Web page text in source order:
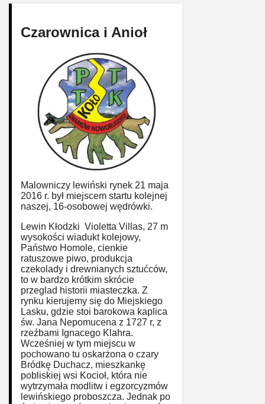
Czarownica i Anioł
Malowniczy lewiński rynek 21 maja
2016 r. był miejscem startu kolejnej
naszej, 16-osobowej wędrówki.
Lewin Kłodzki ­ Violetta Villas, 27 m
wysokości wiadukt kolejowy,
Państwo Homole, cienkie
ratuszowe piwo, produkcja
czekolady i drewnianych sztućców,
to w bardzo krótkim skrócie
przeglad historii miasteczka. Z
rynku kierujemy się do Miejskiego
Lasku, gdzie stoi barokowa kaplica
św. Jana Nepomucena z 1727 r, z
rzeźbami Ignacego Klahra.
Wcześniej w tym miejscu w
pochowano tu oskarżona o czary
Bródkę Duchacz, mieszkankę
pobliskiej wsi Kocioł, która nie
wytrzymała modlitw i egzorcyzmów
lewińskiego proboszcza. Jednak po